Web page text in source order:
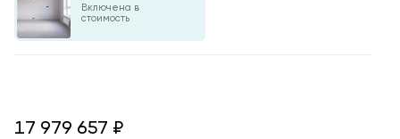
Включена в
стоимость
17979657
17 979 657 ₽